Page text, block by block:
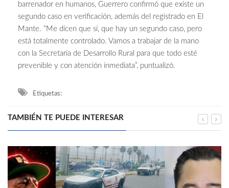
barrenador en humanos, Guerrero confirmó que existe un
segundo caso en verificación, además del registrado en El
Mante. “Me dicen que sí, que hay un segundo caso, pero
está totalmente controlado. Vamos a trabajar de la mano
con la Secretaría de Desarrollo Rural para que todo esté
prevenible y con atención inmediata”, puntualizó.
Etiquetas:
TAMBIÉN TE PUEDE INTERESAR